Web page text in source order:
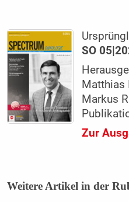
SO
Matthias
Markus
Zur
Weitere Artikel in der